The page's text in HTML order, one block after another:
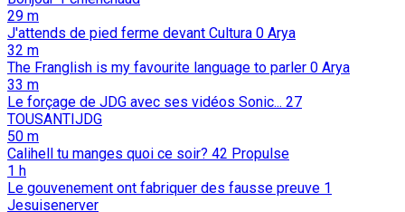
29 m
J'attends de pied ferme devant Cultura 0 Arya
32 m
The Franglish is my favourite language to parler 0 Arya
33 m
Le forçage de JDG avec ses vidéos Sonic... 27
TOUSANTIJDG
50 m
Calihell tu manges quoi ce soir? 42 Propulse
1 h
Le gouvenement ont fabriquer des fausse preuve 1
Jesuisenerver